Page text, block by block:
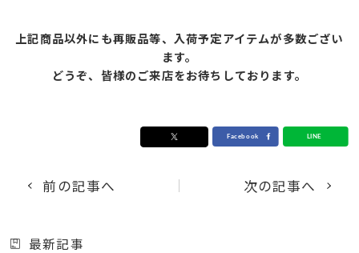
上記商品以外にも再販品等、入荷予定アイテムが多数ござい
ます。
どうぞ、皆様のご来店をお待ちしております。
前の記事へ 次の記事へ
最新記事